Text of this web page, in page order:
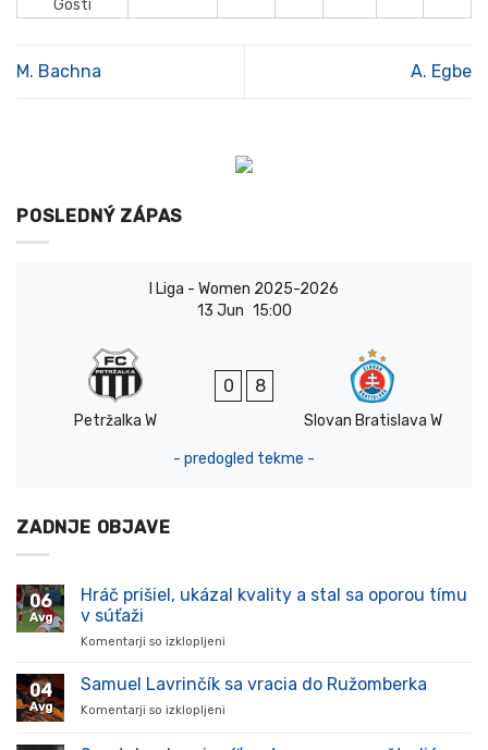
Gosti
M. Bachna A. Egbe
POSLEDNÝ ZÁPAS
I Liga - Women 2025-2026
13 Jun 15:00
Petržalka W
0 8
Slovan Bratislava W
- predogled tekme -
ZADNJE OBJAVE
06
Avg
Hráč prišiel, ukázal kvality a stal sa oporou tímu
v súťaži
Komentarji so izklopljeni
prišiel,
04
Avg
Samuel Lavrinčík sa vracia do Ružomberka
Komentarji so izklopljeni
Lavrinčík